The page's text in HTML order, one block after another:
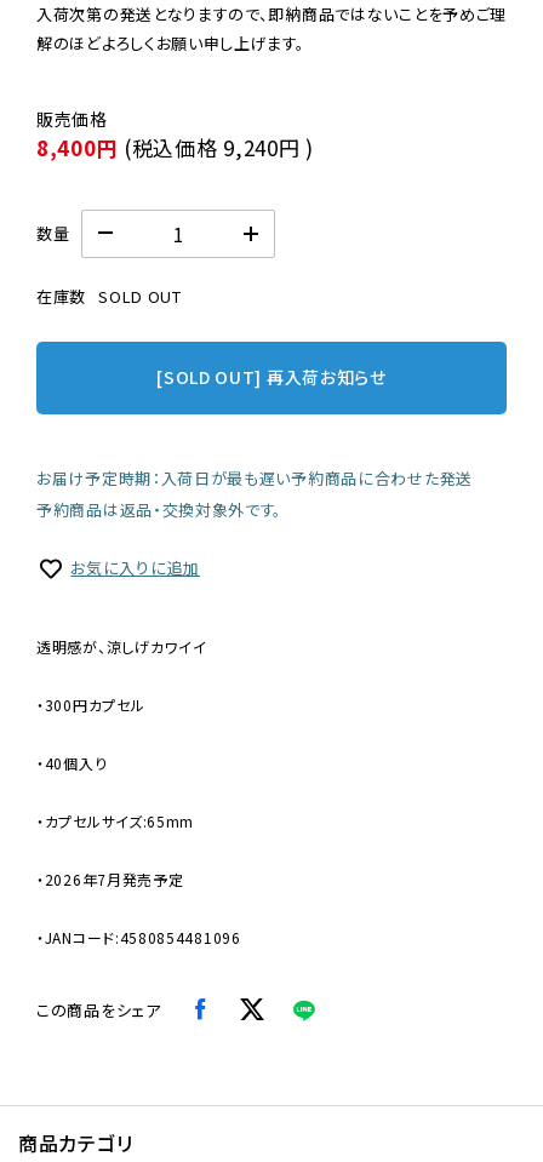
入荷次第の発送となりますので、即納商品ではないことを予めご理
解のほどよろしくお願い申し上げます。
8,400円 (税込価格 9,240円 )
数量
在庫数 SOLD OUT
[SOLD OUT] 再入荷お知らせ
お届け予定時期：入荷日が最も遅い予約商品に合わせた発送
予約商品は返品・交換対象外です。
お気に入りに追加
透明感が、涼しげカワイイ
・300円カプセル
・40個入り
・カプセルサイズ:65mm
・2026年7月発売予定
・JANコード:4580854481096
この商品をシェア
商品カテゴリ